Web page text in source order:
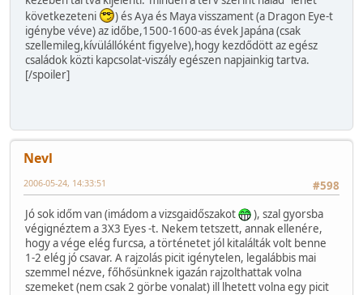
következeteni
) és Aya és Maya visszament (a Dragon Eye-t
igénybe véve) az időbe,1500-1600-as évek Japána (csak
szellemileg,kívülállóként figyelve),hogy kezdődött az egész
családok közti kapcsolat-viszály egészen napjainkig tartva.
[/spoiler]
Nevl
#598
2006-05-24, 14:33:51
Jó sok időm van (imádom a vizsgaidőszakot
), szal gyorsba
végignéztem a 3X3 Eyes -t. Nekem tetszett, annak ellenére,
hogy a vége elég furcsa, a történetet jól kitalálták volt benne
1-2 elég jó csavar. A rajzolás picit igénytelen, legalábbis mai
szemmel nézve, főhősünknek igazán rajzolthattak volna
szemeket (nem csak 2 görbe vonalat) ill lhetett volna egy picit